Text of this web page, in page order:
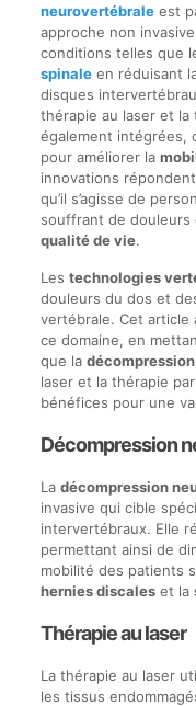
neurovertébraleest
approche non
conditions telles que
spinaleen réduisant
disques
thérapie au laser et
également intégrées,
pour améliorer la
innovations
qu’il s’agisse de
souffrant de douleurs
qualité de vie.
Les technologies
douleurs du dos et
vertébrale. Cet article
ce domaine, en
que la
laser et la thérapie
bénéfices pour une
Décompression
La décompression
invasive qui cible
intervertébraux. Elle
permettant ainsi de
mobilité des patients
hernies discaleset la
Thérapie au laser
La thérapie au laser
les tissus